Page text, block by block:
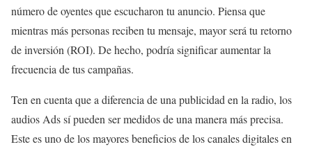
número de oyentes que escucharon tu anuncio. Piensa que
mientras más personas reciben tu mensaje, mayor será tu retorno
de inversión (ROI). De hecho, podría significar aumentar la
frecuencia de tus campañas.
Ten en cuenta que a diferencia de una publicidad en la radio, los
audios Ads sí pueden ser medidos de una manera más precisa.
Este es uno de los mayores beneficios de los canales digitales en